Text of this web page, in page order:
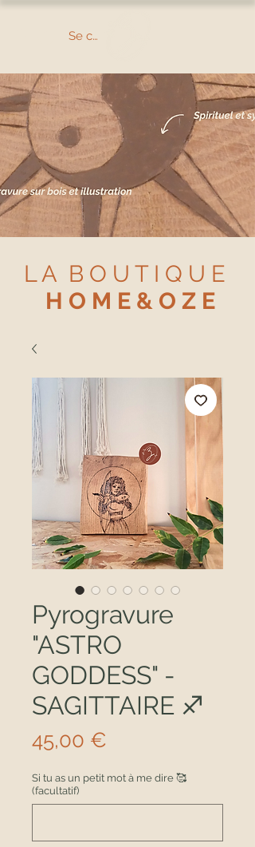
Se connecter
L A B O U T I Q U E
H O M E & O Z E
Pyrogravure
"ASTRO
GODDESS" -
SAGITTAIRE ♐
45,00 €
Si tu as un petit mot à me dire 🥰
(facultatif)